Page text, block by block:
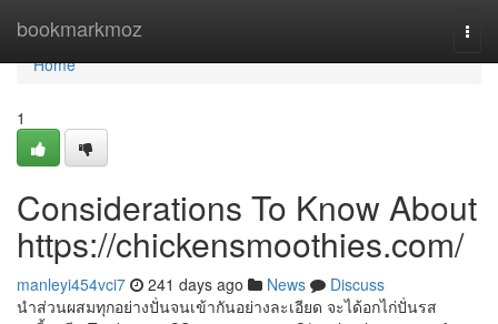
bookmarkmoz
Home
Home
1
Considerations To Know About
https://chickensmoothies.com/
manleyi454vci7 241 days ago News
Discuss
นำส่วนผสมทุกอย่างปั่นจนเข้ากันอย่างละเอียด จะได้อกไก่ปั่นรส